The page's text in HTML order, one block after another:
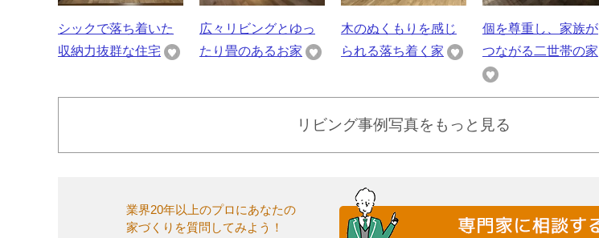
シックで落ち着いた
収納力抜群な住宅
広々リビングとゆっ
たり畳のあるお家
木のぬくもりを感じ
られる落ち着く家
個を尊重し、家族が
つながる二世帯の家
リビング事例写真をもっと見る
業界20年以上のプロにあなたの
家づくりを質問してみよう！